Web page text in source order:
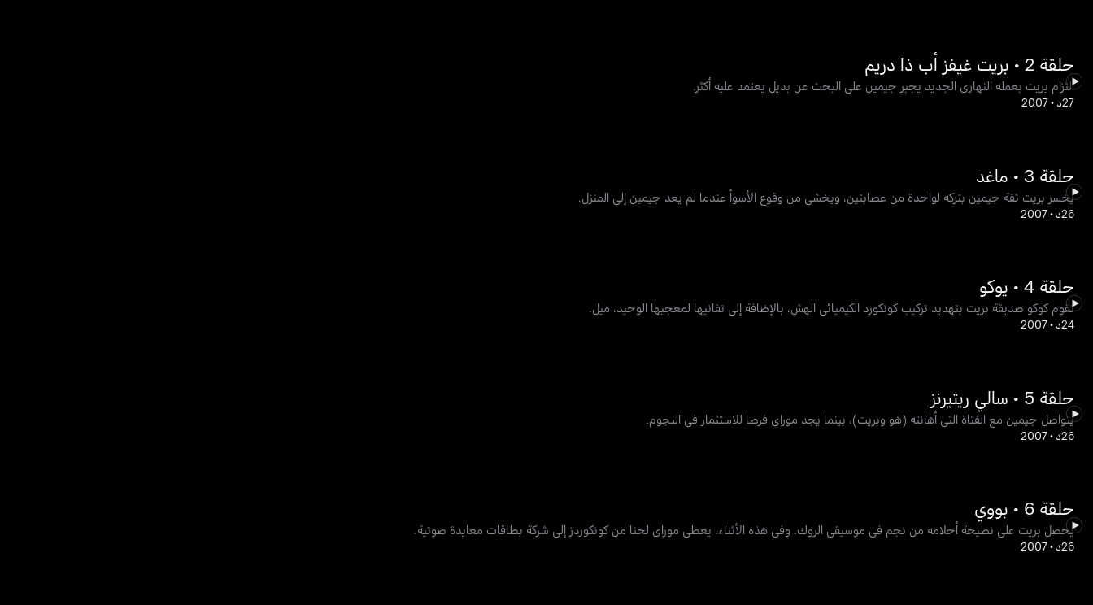
حلقة 2 • بريت غيفز أب ذا دريم
التزام بريت بعمله النهاري الجديد يجبر جيمين على البحث عن بديل يعتمد عليه أكثر.
27د •
2007
حلقة 3 • ماغد
يخسر بريت ثقة جيمين بتركه لواحدة من عصابتين، ويخشى من وقوع الأسوأ عندما لم يعد جيمين إلى المنزل.
26د •
2007
حلقة 4 • يوكو
تقوم كوكو صديقة بريت بتهديد تركيب كونكورد الكيميائي الهش، بالإضافة إلى تفانيها لمعجبها الوحيد، ميل.
24د •
2007
حلقة 5 • سالي ريتيرنز
يتواصل جيمين مع الفتاة التي أهانته (هو وبريت)، بينما يجد موراي فرصا للاستثمار في النجوم.
26د •
2007
حلقة 6 • بووي
يحصل بريت على نصيحة أحلامه من نجم في موسيقى الروك. وفي هذه الأثناء، يعطي موراي لحنا من كونكوردز إلى شركة بطاقات معايدة صوتية.
26د •
2007